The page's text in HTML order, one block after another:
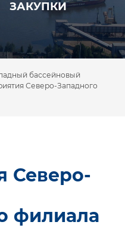
ЗАКУПКИ
бассейновый
Северо-Западного
Северо-
филиала